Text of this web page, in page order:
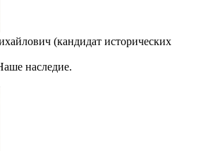
(кандидат исторических
наследие.